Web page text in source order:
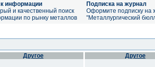
информации
и качественный поиск
по рынку металлов
Подписка на журнал
Оформите подписку на
"Металлургический
Другое Другое